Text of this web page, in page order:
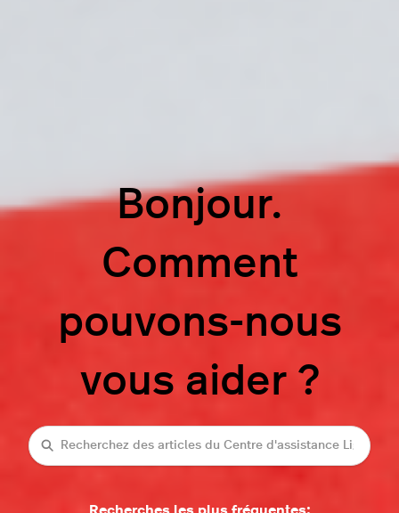
Bonjour.
Comment
pouvons-nous
vous aider ?
Recherche